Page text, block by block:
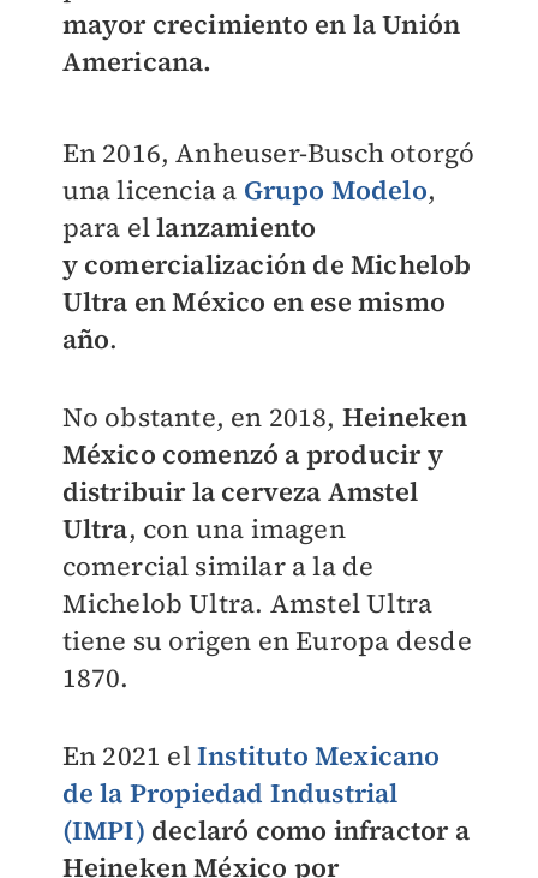
mayor crecimiento en la Unión
Americana.
En 2016, Anheuser-Busch otorgó
una licencia a Grupo Modelo,
para ellanzamiento
y comercialización de Michelob
Ultra en México en ese mismo
año.
No obstante, en 2018, Heineken
México comenzó a producir y
distribuir la cerveza Amstel
Ultra, con una imagen
comercial similar a la de
Michelob Ultra. Amstel Ultra
tiene su origen en Europa desde
1870.
⁠En 2021 elInstituto Mexicano
de la Propiedad Industrial
(IMPI) declaró como infractor a
Heineken México por